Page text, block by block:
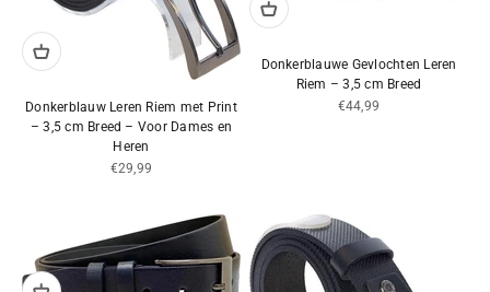
Donkerblauw Leren Riem met Print
– 3,5 cm Breed – Voor Dames en
Heren
Aanbiedingsprijs
€29,99
Donkerblauwe Gevlochten Leren
Riem – 3,5 cm Breed
Aanbiedingsprijs
€44,99